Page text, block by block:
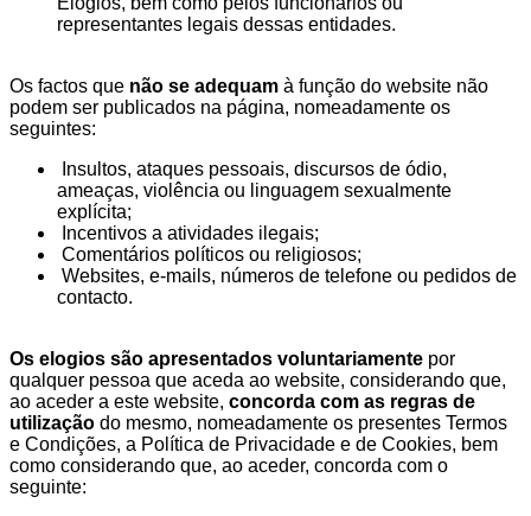
representantes legais dessas entidades.
Os factos que não se adequam à função do website não
podem ser publicados na página, nomeadamente os
seguintes:
Insultos, ataques pessoais, discursos de ódio,
ameaças, violência ou linguagem sexualmente
explícita;
Incentivos a atividades ilegais;
Comentários políticos ou religiosos;
Websites, e-mails, números de telefone ou pedidos de
contacto.
Os elogios são apresentados voluntariamente por
qualquer pessoa que aceda ao website, considerando que,
ao aceder a este website, concorda com as regras de
utilização do mesmo, nomeadamente os presentes Termos
e Condições, a Política de Privacidade e de Cookies, bem
como considerando que, ao aceder, concorda com o
seguinte: